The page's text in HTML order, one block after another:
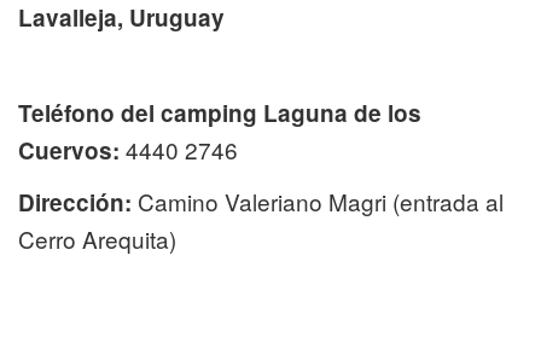
Lavalleja, Uruguay
Teléfono del camping Laguna de los
Cuervos: 4440 2746
Dirección: Camino Valeriano Magri (entrada al
Cerro Arequita)